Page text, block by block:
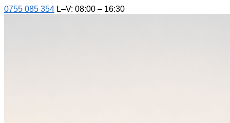
0755 085 354 L–V: 08:00 – 16:30